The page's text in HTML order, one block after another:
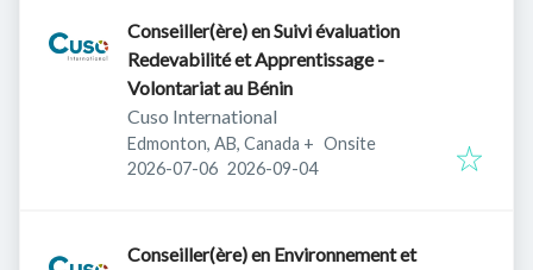
Conseiller(ère) en Suivi évaluation
Redevabilité et Apprentissage -
Volontariat au Bénin
Cuso International
Edmonton, AB, Canada + Onsite
Published:
2026-07-06 Expires:
2026-09-04
Conseiller(ère) en Environnement et